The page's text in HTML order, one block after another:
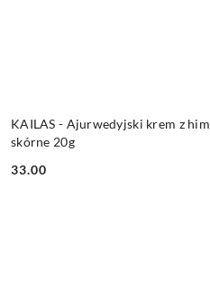
KAILAS - Ajurwedyjski krem z
skórne 20g
Cena:
33.00